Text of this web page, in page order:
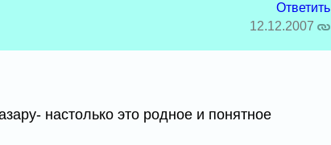
Ответить
12.12.2007
настолько это родное и понятное